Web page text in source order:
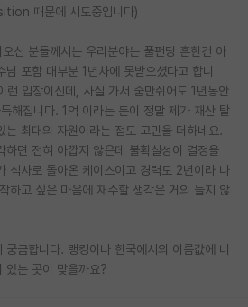
때문에 시도중입니다)
신 분들께서는 우리분야는 풀펀딩 흔한건 아
포함 대부분 1년차에 못받으셨다고 합니
입장이신데, 사실 가서 숨만쉬어도 1년동안
해집니다. 1억 이라는 돈이 정말 제가 재산 탈
는 최대의 자원이라는 점도 고민을 더하네요.
하면 전혀 아깝지 않은데 불확실성이 결정을
석사로 돌아온 케이스이고 경력도 2년이라 나
하고 싶은 마음에 재수할 생각은 거의 들지 않
금합니다. 랭킹이나 한국에서의 이름값에 너
있는 곳이 맞을까요?